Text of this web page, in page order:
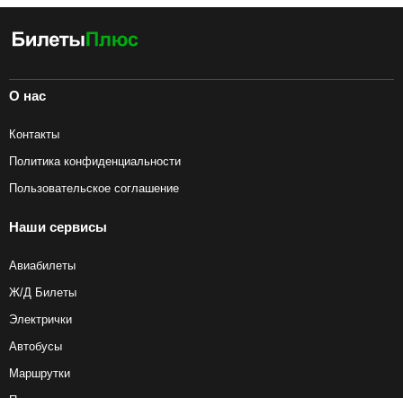
О нас
Контакты
Политика конфиденциальности
Пользовательское соглашение
Наши сервисы
Авиабилеты
Ж/Д Билеты
Электрички
Автобусы
Маршрутки